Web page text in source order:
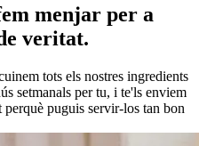
menjar per a
veritat.
tots els nostres ingredients
setmanals per tu, i te'ls enviem
puguis servir-los tan bon